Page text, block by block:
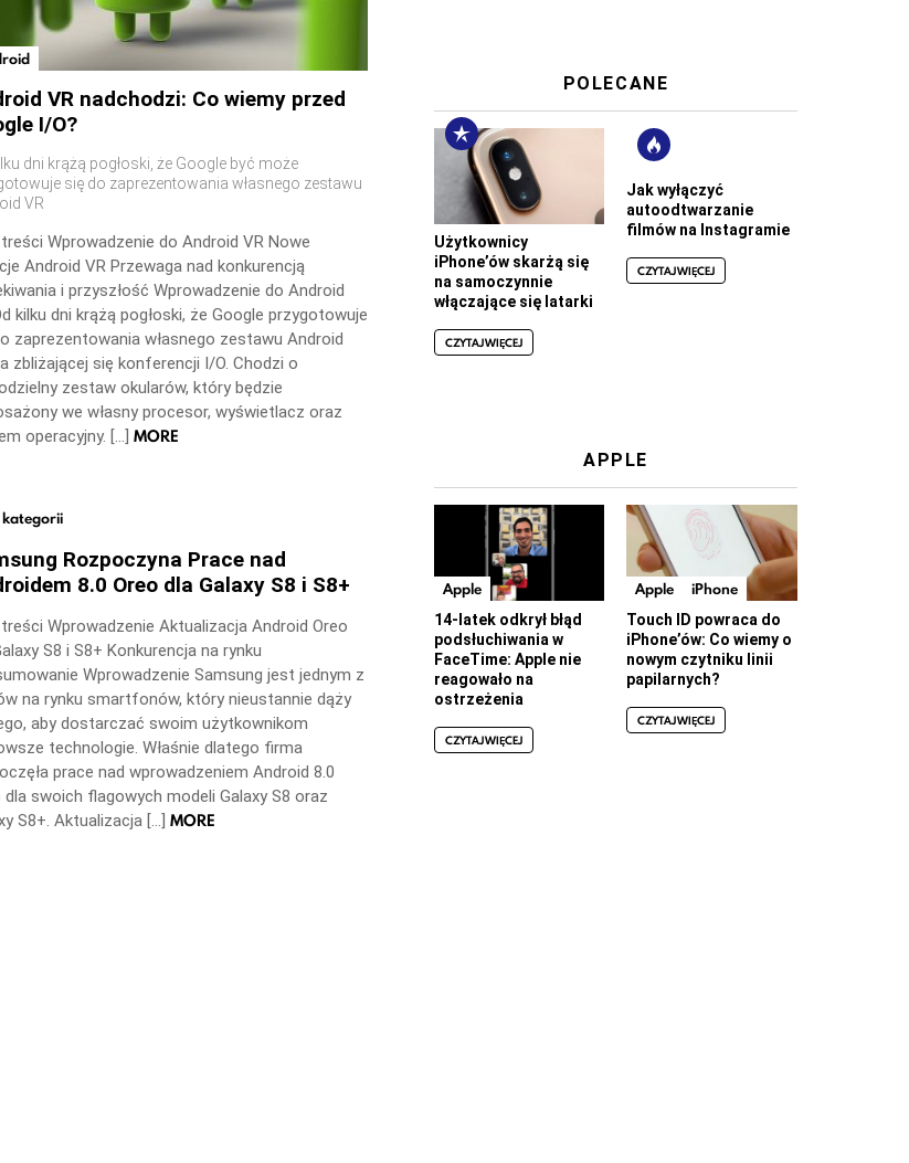
VR nadchodzi: Co wiemy przed
I/O?
dni krążą pogłoski, że Google być może
się do zaprezentowania własnego zestawu
VR
Wprowadzenie do Android VR Nowe
Android VR Przewaga nad konkurencją
i przyszłość Wprowadzenie do Android
kilku dni krążą pogłoski, że Google przygotowuje
zaprezentowania własnego zestawu Android
zbliżającej się konferencji I/O. Chodzi o
zestaw okularów, który będzie
we własny procesor, wyświetlacz oraz
operacyjny. […] MORE
kategorii
Rozpoczyna Prace nad
8.0 Oreo dla Galaxy S8 i S8+
Wprowadzenie Aktualizacja Android Oreo
S8 i S8+ Konkurencja na rynku
Wprowadzenie Samsung jest jednym z
na rynku smartfonów, który nieustannie dąży
aby dostarczać swoim użytkownikom
technologie. Właśnie dlatego firma
prace nad wprowadzeniem Android 8.0
dla swoich flagowych modeli Galaxy S8 oraz
S8+. Aktualizacja […] MORE
POLECANE
Użytkownicy
iPhone’ów skarżą się
na samoczynnie
włączające się latarki
CZYTAJ WIĘCEJ
Jak wyłączyć
autoodtwarzanie
filmów na Instagramie
CZYTAJ WIĘCEJ
APPLE
Apple
14-latek odkrył błąd
podsłuchiwania w
FaceTime: Apple nie
reagowało na
ostrzeżenia
CZYTAJ WIĘCEJ
Apple iPhone
Touch ID powraca do
iPhone’ów: Co wiemy o
nowym czytniku linii
papilarnych?
CZYTAJ WIĘCEJ